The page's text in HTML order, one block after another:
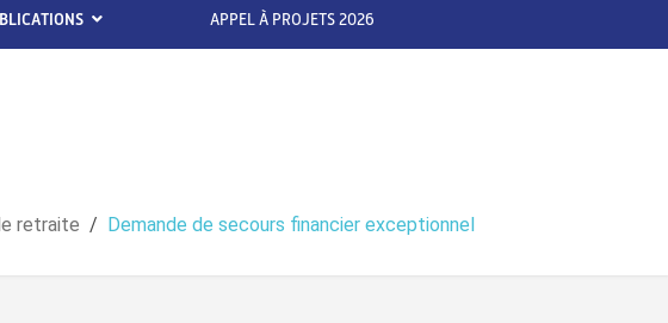
APPEL À PROJETS 2026
retraite Demande de secours financier exceptionnel